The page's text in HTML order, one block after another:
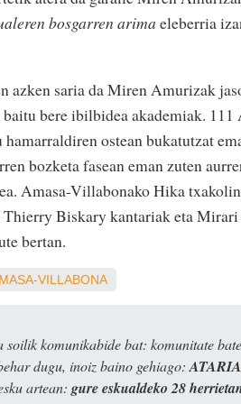
bosgarren arima eleberria
azken saria da Miren Amurizak
bere ibilbidea akademiak.
hamarraldiren ostean bukatutzat
bozketa fasean eman zuten
Amasa-Villabonako Hika
Biskary kantariak eta
bertan.
VILLABONA
soilik komunikabide bat: komunitate
dugu, inoiz baino gehiago:
artean: gure eskualdeko 28